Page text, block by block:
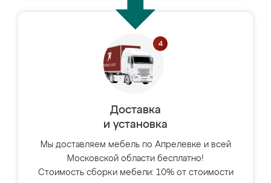
Доставка
и установка
Мы доставляем мебель по Апрелевке и всей
Московской области бесплатно!
Стоимость сборки мебели: 10% от стоимости